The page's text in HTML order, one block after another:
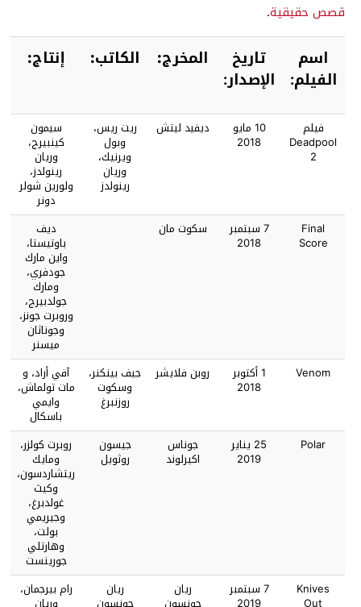
قصص حقيقية.
اسم
الفيلم:
تاريخ
الإصدار:
المخرج: الكاتب: إنتاج:
فيلم
Deadpool
2
10 مايو
2018
ديفيد ليتش ريت ريس،
وبول
ويرنيك،
وريان
رينولدز
سيمون
كينبيرج،
وريان
رينولدز،
ولورين شولر
دونر
Final
Score
7 سبتمبر
2018
سكوت مان ديف
باوتيستا،
واين مارك
جودفري،
ومارك
جولدبيرج،
وروبرت جونز،
وجوناثان
ميسنر
Venom
1 أكتوبر
2018
روبن فلايشر جيف بينكنر،
وسكوت
روزنبرغ
آفي أراد، و
مات تولماش،
وايمي
باسكال
Polar
25 يناير
2019
جوناس
اكيرلوند
جيسون
روثويل
روبرت كولزر،
ومايك
ريتشاردسون،
وكيث
غولدبرغ،
وجيريمي
بولت،
وهارتلي
جورينست
Knives
7 سبتمبر ريان ريان رام بيرجمان،